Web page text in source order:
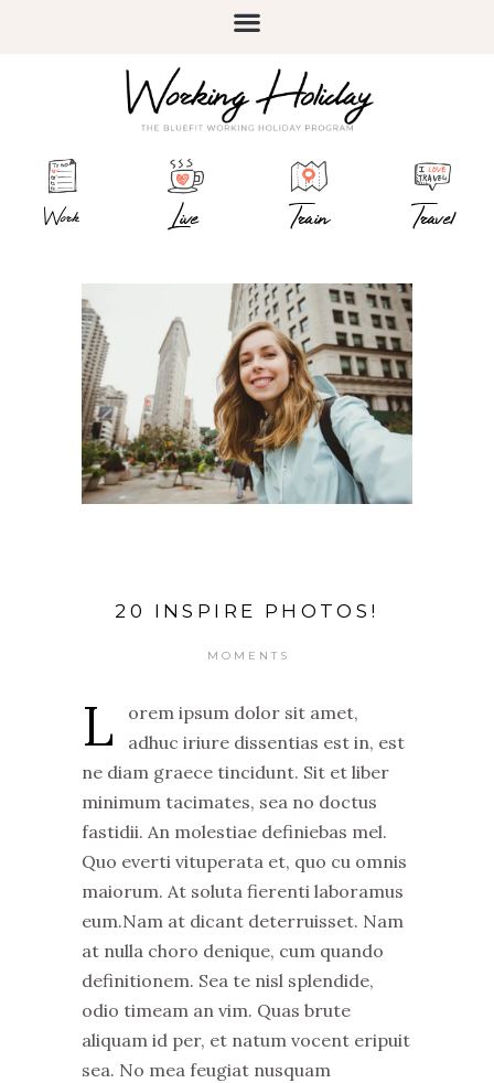
Work Live Train Travel
20 INSPIRE PHOTOS!
MOMENTS
L
orem ipsum dolor sit amet,
adhuc iriure dissentias est in, est
ne diam graece tincidunt. Sit et liber
minimum tacimates, sea no doctus
fastidii. An molestiae definiebas mel.
Quo everti vituperata et, quo cu omnis
maiorum. At soluta fierenti laboramus
eum.Nam at dicant deterruisset. Nam
at nulla choro denique, cum quando
definitionem. Sea te nisl splendide,
odio timeam an vim. Quas brute
aliquam id per, et natum vocent eripuit
sea. No mea feugiat nusquam